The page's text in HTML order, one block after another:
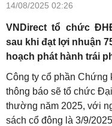
14/08/2025 02:26
VNDirect tổ chức
sau khi đạt lợi nhuận
hoạch phát hành trái
Công ty cổ phần Chứng
thông báo sẽ tổ chức
thường năm 2025, với
sách cổ đông là 3/9/